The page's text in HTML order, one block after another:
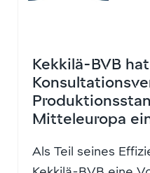
Kekkilä-BVB hat
Mitteleuropa
Als Teil seines